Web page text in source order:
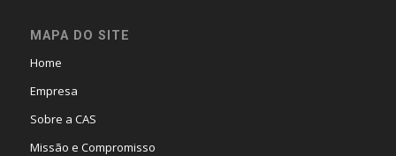
MAPA DO SITE
Home
Empresa
Sobre a CAS
Missão e Compromisso